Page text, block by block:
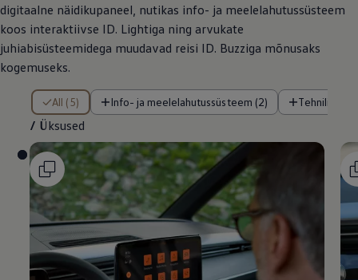
digitaalne näidikupaneel, nutikas info- ja meelelahutussüsteem
koos interaktiivse ID. Lightiga ning arvukate
juhiabisüsteemidega muudavad reisi ID. Buzziga mõnusaks
kogemuseks.
All (5) Info- ja meelelahutussüsteem (2) Tehnilised
/ Üksused
/ Üksused